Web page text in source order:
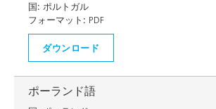
国: ポルトガル
フォーマット: PDF
ダウンロード
ポーランド語